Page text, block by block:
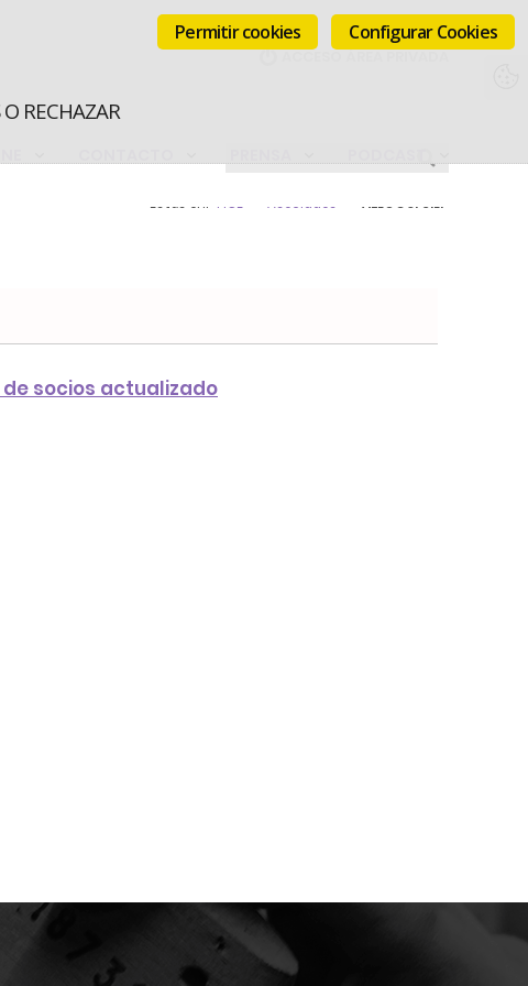
RECHAZAR
Configurar Cookies
Permitir cookies
Estás en: FICE Asociados AELOGUI S.L.
socios actualizado